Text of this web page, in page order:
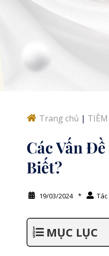
Trang chủ | TIÊM
Các Vấn
Biết?
19/03/2024 * Tác
MỤC LỤC